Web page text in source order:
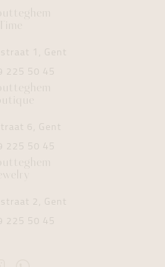
Time
1, Gent
225 50 45
6, Gent
225 50 45
2, Gent
225 50 45